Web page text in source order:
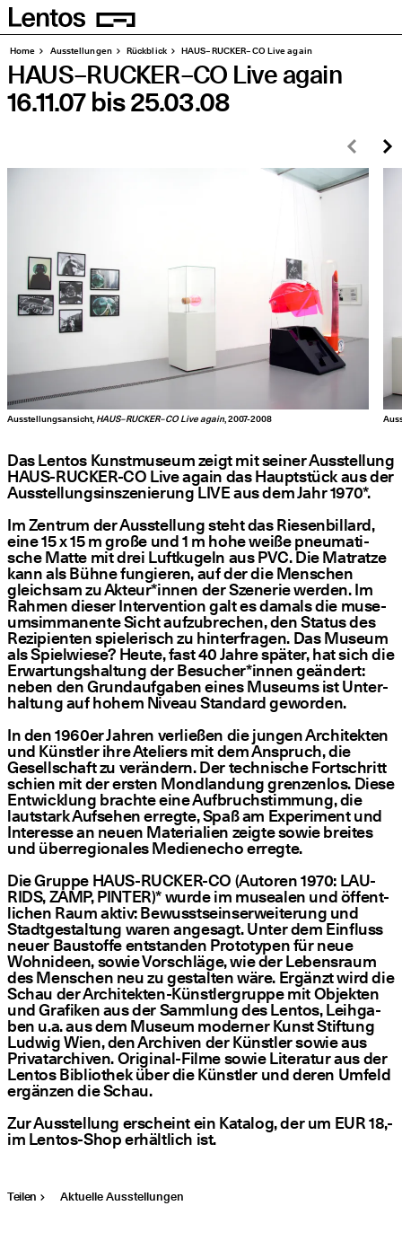
Homepage
Seiten
Home Aus­stel­lun­gen Rück­blick HAUS – RUCKER – CO Live again
HAUS – RUCKER – CO Live again
16.11.07bis25.03.08
Ausstellungsansicht, HAUS–RUCKER–CO Live again, 2007-2008
Das Lentos Kunst­mu­se­um zeigt mit sei­ner Aus­stel­lung
HAUS-RUCKER-CO Live again das Haupt­stück aus der
Aus­stel­lungs­in­sze­nie­rung LIVE aus dem Jahr 1970*.
Im Zen­trum der Aus­stel­lung steht das Rie­sen­bil­lard,
eine 15 x 15 m gro­ße und 1 m hohe wei­ße pneu­ma­ti­
sche Mat­te mit drei Luft­ku­geln aus PVC. Die Matrat­ze
kann als Büh­ne fun­gie­ren, auf der die Men­schen
gleich­sam zu Akteur*innen der Sze­ne­rie wer­den. Im
Rah­men die­ser Inter­ven­ti­on galt es damals die muse­
ums­im­ma­nen­te Sicht auf­zu­bre­chen, den Sta­tus des
Rezi­pi­en­ten spie­le­risch zu hin­ter­fra­gen. Das Muse­um
als Spiel­wie­se? Heu­te, fast 40 Jah­re spä­ter, hat sich die
Erwar­tungs­hal­tung der Besucher*innen geän­dert:
neben den Grund­auf­ga­ben eines Muse­ums ist Unter­
hal­tung auf hohem Niveau Stan­dard geworden.
In den 1960er Jah­ren ver­lie­ßen die jun­gen Archi­tek­ten
und Künst­ler ihre Ate­liers mit dem Anspruch, die
Gesell­schaft zu ver­än­dern. Der tech­ni­sche Fort­schritt
schien mit der ers­ten Mond­lan­dung gren­zen­los. Die­se
Ent­wick­lung brach­te eine Auf­bruch­stim­mung, die
laut­stark Auf­se­hen erreg­te, Spaß am Expe­ri­ment und
Inter­es­se an neu­en Mate­ria­li­en zeig­te sowie brei­tes
und über­re­gio­na­les Medi­en­echo erreg­te.
Die Grup­pe HAUS-RUCKER-CO (Autoren 1970: LAU­
RIDS, ZAMP, PIN­TER)* wur­de im musea­len und öffent­
li­chen Raum aktiv: Bewusst­seins­er­wei­te­rung und
Stadt­ge­stal­tung waren ange­sagt. Unter dem Ein­fluss
neu­er Bau­stof­fe ent­stan­den Pro­to­ty­pen für neue
Wohn­ideen, sowie Vor­schlä­ge, wie der Lebens­raum
des Men­schen neu zu gestal­ten wäre. Ergänzt wird die
Schau der Archi­tek­ten-Künst­ler­grup­pe mit Objek­ten
und Gra­fi­ken aus der Samm­lung des Lentos, Leih­ga­
ben u.a. aus dem Muse­um moder­ner Kunst Stif­tung
Lud­wig Wien, den Archi­ven der Künst­ler sowie aus
Pri­vat­ar­chi­ven. Ori­gi­nal-Fil­me sowie Lite­ra­tur aus der
Lentos Biblio­thek über die Künst­ler und deren Umfeld
ergän­zen die Schau.
Zur Aus­stel­lung erscheint ein Kata­log, der um EUR 18,-
im Lentos-Shop erhält­lich ist.
Teilen Aktuelle Ausstellungen